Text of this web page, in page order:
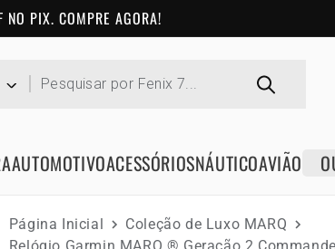
NO PIX. COMPRE AGORA!
AUTOMOTIVOACESSÓRIOSNÁUTICOAVIÃO
Página Inicial
Coleção de Luxo MARQ